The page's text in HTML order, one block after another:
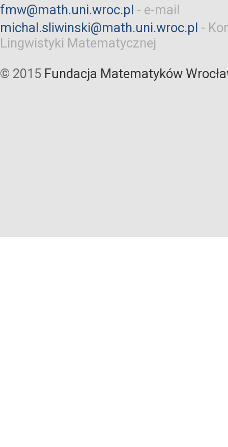
fmw@math.uni.wroc.pl - e-mail
michal.sliwinski@math.uni.wroc.pl -
Lingwistyki Matematycznej
© 2015 Fundacja Matematyków